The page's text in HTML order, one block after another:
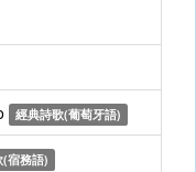
經典詩歌(葡萄牙語)
宿務語)